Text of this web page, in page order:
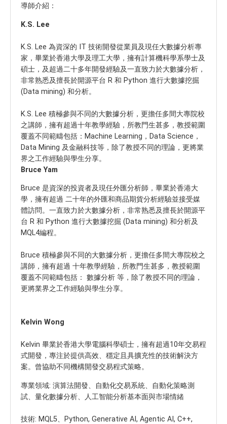
導師介紹：
K.S. Lee
K.S. Lee 為資深的 IT 技術開發從業員及現任大數據分析專
家，畢業於香港大學及理工大學，擁有計算機科學系學士及
碩士，及超過二十多年開發經驗及一直致力於大數據分析，
非常熟悉及擅長於開源平台 R 和 Python 進行大數據挖掘
(Data mining) 和分析。
K.S. Lee 積極參與不同的大數據分析，更擔任多間大專院校
之講師，擁有超過十年教學經驗，所教門生甚多，教授範圍
覆蓋不同範疇包括：Machine Learning，Data Science，
Data Mining 及金融科技等，除了教授不同的理論，更將業
界之工作經驗與學生分享。
Bruce Yam
Bruce 是資深的投資者及現任外匯分析師，畢業於香港大
學，擁有超過 二十年的外匯和商品期貨分析經驗並接受媒
體訪問。一直致力於大數據分析，非常熟悉及擅長於開源平
台 R 和 Python 進行大數據挖掘 (Data mining) 和分析及
MQL4編程。
Bruce 積極參與不同的大數據分析，更擔任多間大專院校之
講師，擁有超過 十年教學經驗，所教門生甚多，教授範圍
覆蓋不同範疇包括： 數據分析 等，除了教授不同的理論，
更將業界之工作經驗與學生分享。
Kelvin Wong
Kelvin 畢業於香港大學電腦科學碩士，擁有超過10年交易程
式開發，專注於提供高效、穩定且具擴充性的技術解決方
案。曾協助不同機構開發交易程式策略。
專業領域: 演算法開發、自動化交易系統、自動化策略測
試、量化數據分析、人工智能分析基本面與市場情緒
技術: MQL5、Python, Generative AI, Agentic AI, C++,